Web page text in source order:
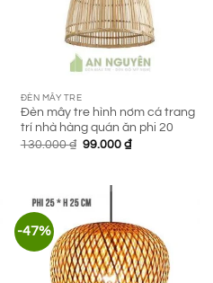
ĐÈN MÂY TRE
Đèn mây tre hình nơm cá trang
trí nhà hàng quán ăn phi 20
130.000₫ Giá
99.000 ₫Giá
-47%